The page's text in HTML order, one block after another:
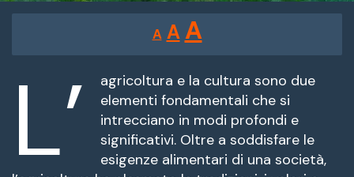
A
Reducir
tamaño
de
fuente.
A Restablecer
tamaño
de
fuente
AAumentar
tamaño
de
fuente.
L’
agricoltura e la cultura sono due
elementi fondamentali che si
intrecciano in modi profondi e
significativi. Oltre a soddisfare le
esigenze alimentari di una società,